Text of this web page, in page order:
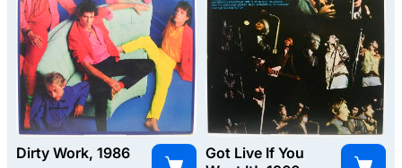
Dirty Work, 1986
Got Live If You